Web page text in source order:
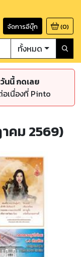
จัดการอีบุ๊ก (0)
ทั้งหมด
นนี้ กดเลย
เนื่องที่ Pinto
คม 2569)